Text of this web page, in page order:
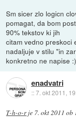
Sm sicer zlo logicn
pomagat, da bom
90% tekstov ki jih
citam vedno preskoci
nadaljuje v stilu "in
konkretno ne napise :)
enadvatri
::7. okt 2011,
T-h-o-rje 7. okt 2011 ob